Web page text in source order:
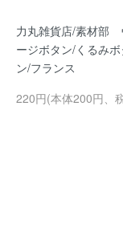
力丸雑貨店/素材部
ージボタン/くるみ
ン/フランス
220円(本体200円、